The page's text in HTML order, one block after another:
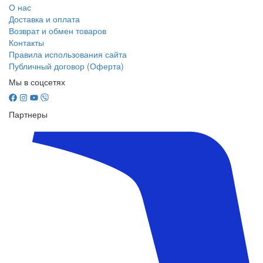
О нас
Доставка и оплата
Возврат и обмен товаров
Контакты
Правила использования сайта
Публичный договор (Оферта)
Мы в соцсетях
Партнеры